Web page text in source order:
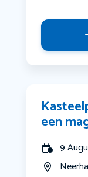
een
9